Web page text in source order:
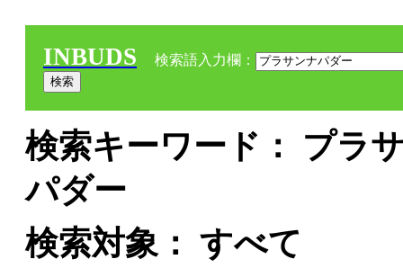
INBUDS 検索語入力欄：
検索キーワード： プラ
パダー
検索対象： すべて